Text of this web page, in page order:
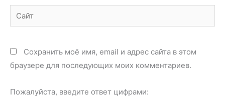
Сайт
Сохранить моё имя, email и адрес сайта в этом
браузере для последующих моих комментариев.
Пожалуйста, введите ответ цифрами: